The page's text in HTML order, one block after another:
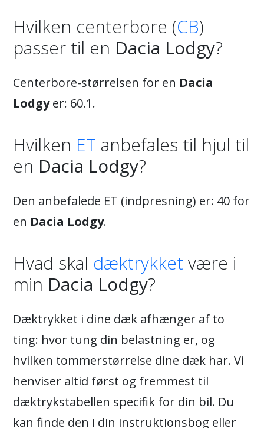
Hvilken centerbore (CB)
passer til en Dacia Lodgy?
Centerbore-størrelsen for en Dacia
Lodgyer: 60.1.
Hvilken ET anbefales til hjul til
en Dacia Lodgy?
Den anbefalede ET (indpresning) er: 40 for
en Dacia Lodgy.
Hvad skal dæktrykket være i
min Dacia Lodgy?
Dæktrykket i dine dæk afhænger af to
ting: hvor tung din belastning er, og
hvilken tommerstørrelse dine dæk har. Vi
henviser altid først og fremmest til
dæktrykstabellen specifik for din bil. Du
kan finde den i din instruktionsbog eller